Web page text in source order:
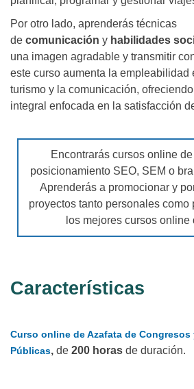
Por otro lado, aprenderás técnicas
de comunicación y habilidades
una imagen agradable y transmitir
este curso aumenta la empleabilidad
turismo y la comunicación,
integral enfocada en la satisfacción
Encontrarás cursos online de
posicionamiento SEO, SEM o
Aprenderás a promocionar y
proyectos tanto personales como
los mejores cursos online
Características
Curso online de Azafata de Congresos
Públicas, de 200 horas de duración.